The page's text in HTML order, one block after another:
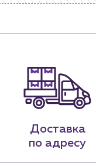
Доставка
по адресу